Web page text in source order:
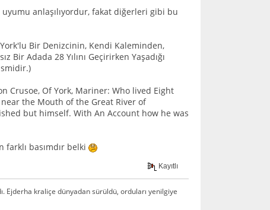
anlaşılıyordur, fakat diğerleri gibi bu
Bir Denizcinin, Kendi Kaleminden,
Adada 28 Yılını Geçirirken Yaşadığı
Crusoe, Of York, Mariner: Who lived Eight
the Mouth of the Great River of
but himself. With An Account how he was
basımdır belki
Kayıtlı
Ejderha kraliçe dünyadan sürüldü, orduları yenilgiye